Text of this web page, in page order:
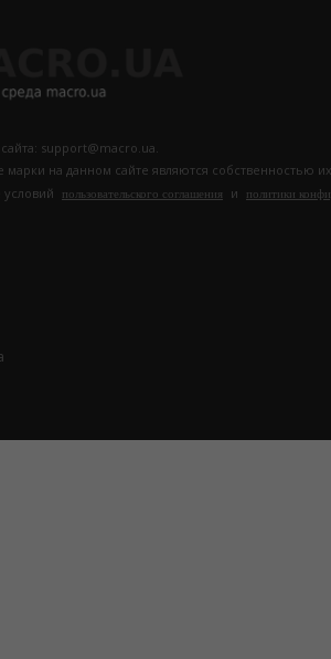
support@macro.ua.
марки на данном сайте являются собственностью
условий
пользовательского соглашения и политики